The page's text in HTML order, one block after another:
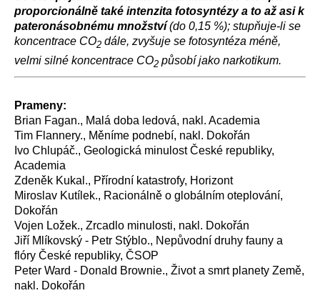
proporcionálně také intenzita fotosyntézy a to až asi k
pateronásobnému množství(do 0,15 %); stupňuje-li se
koncentrace CO2 dále, zvyšuje se fotosyntéza méně,
velmi silné koncentrace CO2 působí jako narkotikum.
Prameny:
Brian Fagan., Malá doba ledová, nakl. Academia
Tim Flannery., Měníme podnebí, nakl. Dokořán
Ivo Chlupáč., Geologická minulost České republiky,
Academia
Zdeněk Kukal., Přírodní katastrofy, Horizont
Miroslav Kutílek., Racionálně o globálním oteplování,
Dokořán
Vojen Ložek., Zrcadlo minulosti, nakl. Dokořán
Jiří Mlíkovský - Petr Stýblo., Nepůvodní druhy fauny a
flóry České republiky, ČSOP
Peter Ward - Donald Brownie., Život a smrt planety Země,
nakl. Dokořán